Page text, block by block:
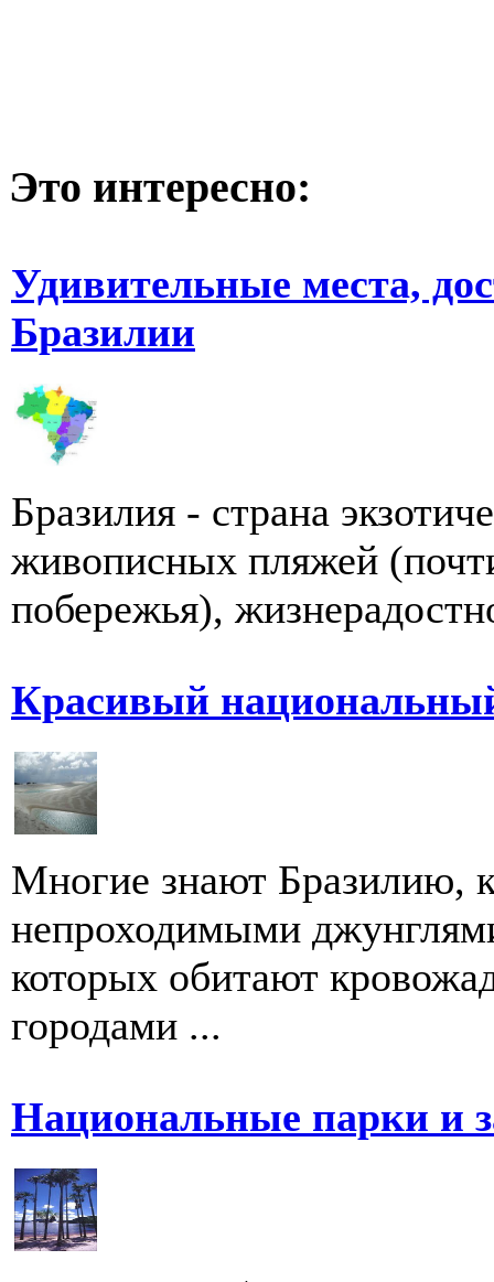
Это интересно:
Удивительные места,
Бразилии
Бразилия - страна
живописных пляжей
побережья),
Красивый
Многие знают Бразилию,
непроходимыми
которых обитают
городами ...
Национальные парки и